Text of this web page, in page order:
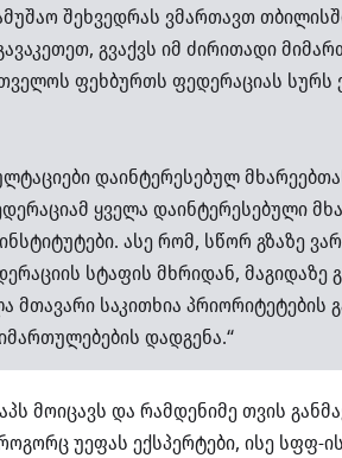
შეხვედრას ვმართავთ
გვაქვს იმ ძირითადი
ფეხბურთს ფედერაციას
დაინტერესებულ
ყველა დაინტერესებული
ასე რომ, სწორ გზაზე
სტაფის მხრიდან, მაგიდაზე
მთავარი საკითხია პრიორიტეტების
დადგენა.“
მოიცავს და რამდენიმე თვის
უეფას ექსპერტები, ისე სფფ-